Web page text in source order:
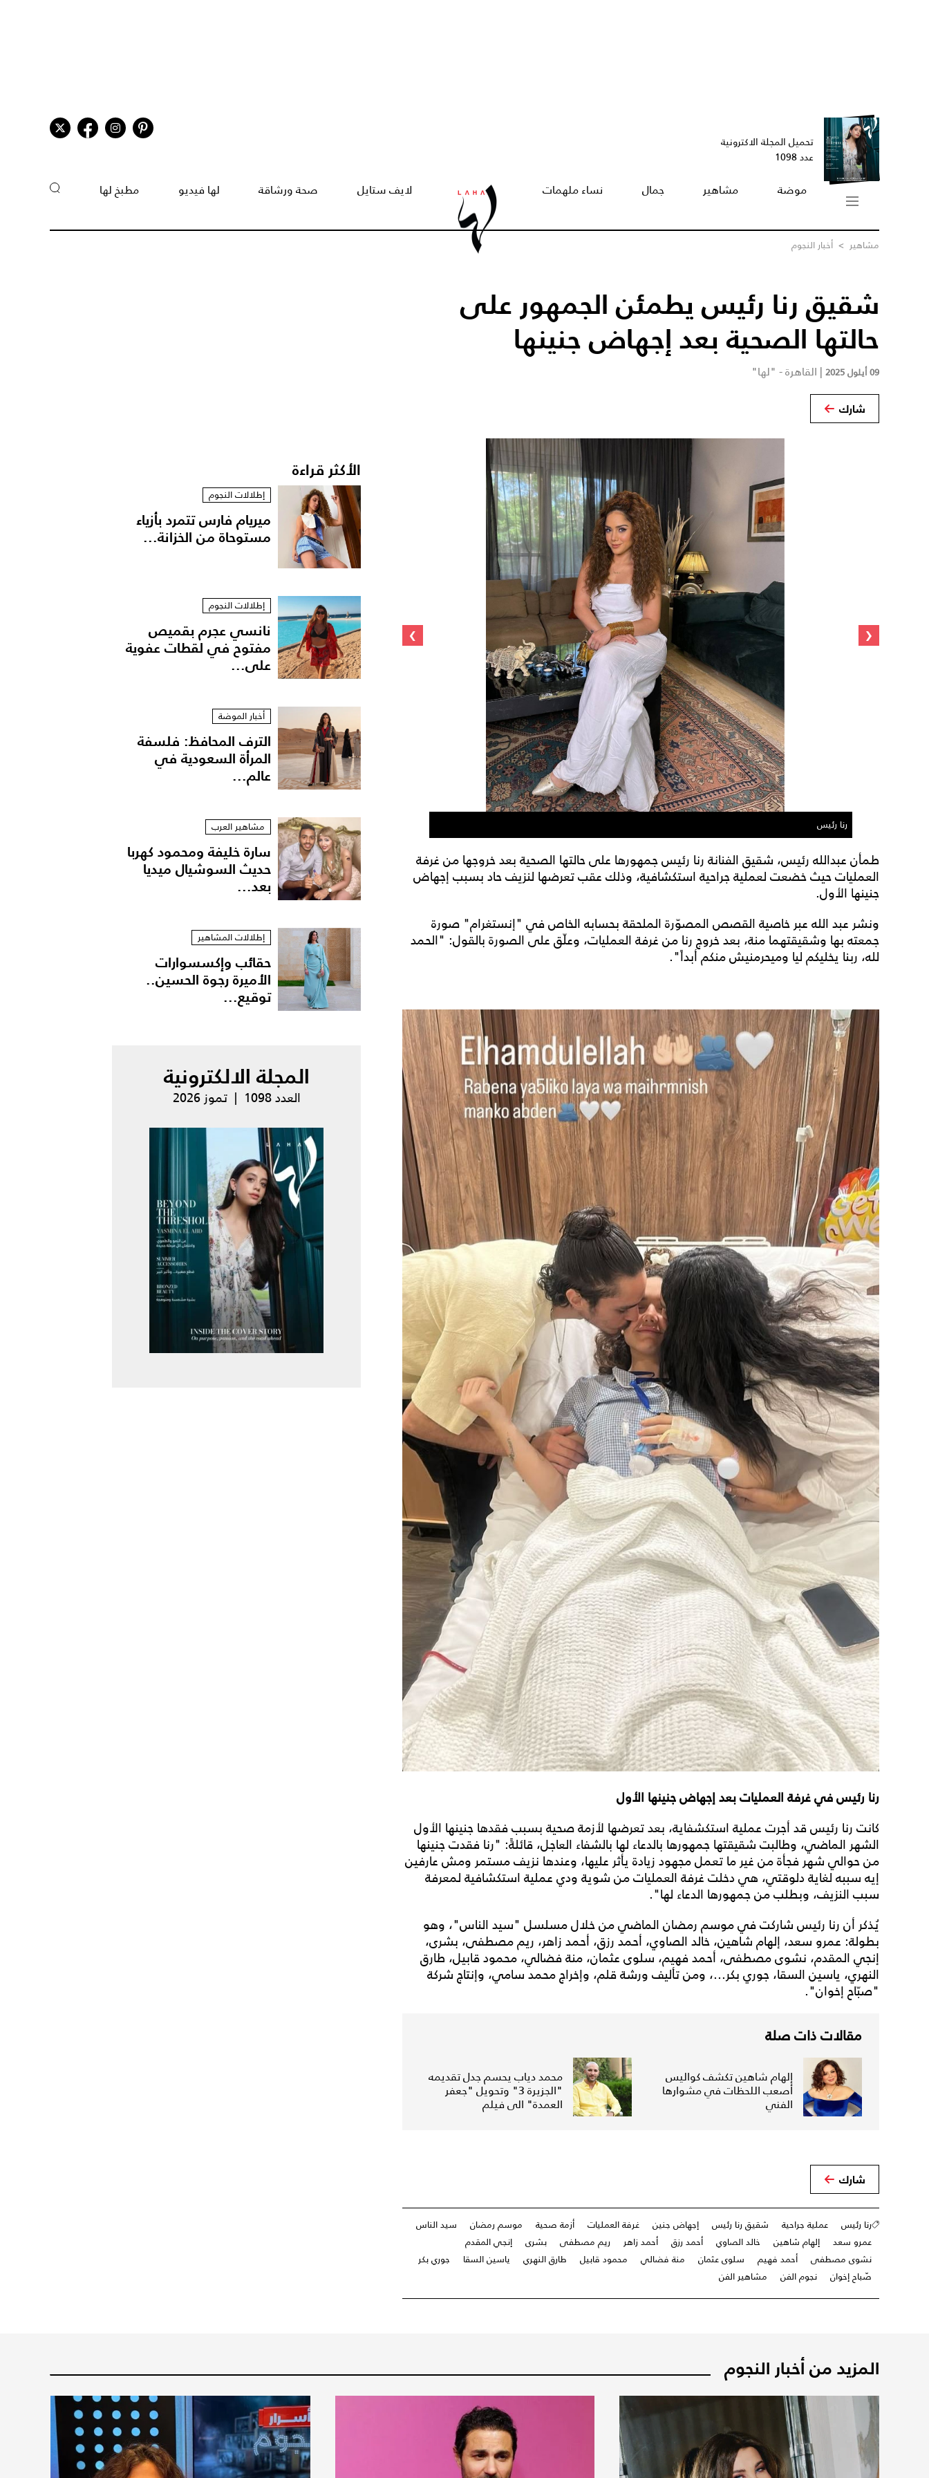
تحميل المجلة الاكترونية
عدد 1098
موضة مشاهير جمال نساء ملهمات لايف ستايل صحة ورشاقة لها فيديو مطبخ لها
مشاهير > أخبار النجوم
شقيق رنا رئيس يطمئن الجمهور على
حالتها الصحية بعد إجهاض جنينها
09 أيلول 2025 | القاهرة - "لها"
شارك
رنا رئيس
‹
›
طمأن عبدالله رئيس، شقيق الفنانة رنا رئيس جمهورها على حالتها الصحية بعد خروجها من غرفة
العمليات حيث خضعت لعملية جراحية استكشافية، وذلك عقب تعرضها لنزيف حاد بسبب إجهاض
جنينها الأول.
ونشر عبد الله عبر خاصية القصص المصوّرة الملحقة بحسابه الخاص في "إنستغرام" صورة
جمعته بها وشقيقتهما منة، بعد خروج رنا من غرفة العمليات، وعلّق على الصورة بالقول: "الحمد
لله، ربنا يخليكم ليا وميحرمنيش منكم أبداً".
رنا رئيس في غرفة العمليات بعد إجهاض جنينها الأول
كانت رنا رئيس قد أجرت عملية استكشفاية، بعد تعرضها لأزمة صحية بسبب فقدها جنينها الأول
الشهر الماضي، وطالبت شقيقتها جمهورها بالدعاء لها بالشفاء العاجل، قائلةً: "رنا فقدت جنينها
من حوالي شهر فجأة من غير ما تعمل مجهود زيادة يأثر عليها، وعندها نزيف مستمر ومش عارفين
إيه سببه لغاية دلوقتي، هي دخلت غرفة العمليات من شوية ودي عملية استكشافية لمعرفة
سبب النزيف، وبطلب من جمهورها الدعاء لها".
يُذكر أن رنا رئيس شاركت في موسم رمضان الماضي من خلال مسلسل "سيد الناس"، وهو
بطولة: عمرو سعد، إلهام شاهين، خالد الصاوي، أحمد رزق، أحمد زاهر، ريم مصطفى، بشرى،
إنجي المقدم، نشوى مصطفى، أحمد فهيم، سلوى عثمان، منة فضالي، محمود قابيل، طارق
النهري، ياسين السقا، جوري بكر...، ومن تأليف ورشة قلم، وإخراج محمد سامي، وإنتاج شركة
"صبّاح إخوان".
مقالات ذات صلة
إلهام شاهين تكشف كواليس
أصعب اللحظات في مشوارها
الفني
محمد دياب يحسم جدل تقديمه
"الجزيرة 3" وتحويل "جعفر
العمدة" الى فيلم
شارك
رنا رئيس عملية جراحية شقيق رنا رئيس إجهاض جنين غرفة العمليات أزمة صحية موسم رمضان
سيد الناس
عمرو سعد
إلهام شاهين خالد الصاوي أحمد رزق أحمد زاهر ريم مصطفى بشرى
إنجي المقدم
نشوى مصطفى
أحمد فهيم سلوى عثمان منة فضالي محمود قابيل طارق النهري ياسين السقا
جوري بكر
صّباح إخوان
نجوم الفن مشاهير الفن
الأكثر قراءة
إطلالات النجوم
ميريام فارس تتمرد بأزياء
مستوحاة من الخزانة...
إطلالات النجوم
نانسي عجرم بقميص
مفتوح في لقطات عفوية
على...
أخبار الموضة
الترف المحافظ: فلسفة
المرأة السعودية في
عالم...
مشاهير العرب
سارة خليفة ومحمود كهربا
حديث السوشيال ميديا
بعد...
إطلالات المشاهير
حقائب وإكسسوارات
الأميرة رجوة الحسين..
توقيع...
المجلة الالكترونية
العدد 1098 | تموز 2026
المزيد من أخبار النجوم